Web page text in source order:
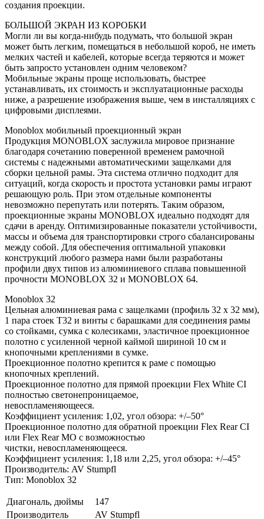
создания проекции.
БОЛЬШОЙ ЭКРАН ИЗ КОРОБКИ
Могли ли вы когда-нибудь подумать, что большой экран
может быть легким, помещаться в небольшой короб, не иметь
мелких частей и кабелей, которые всегда теряются и может
быть запросто установлен одним человеком?
Мобильные экраны проще использовать, быстрее
устанавливать, их стоимость и эксплуатационные расходы
ниже, а разрешение изображения выше, чем в инсталляциях с
цифровыми дисплеями.
Monoblox мобильный проекционный экран
Продукция MONOBLOX заслужила мировое признание
благодаря сочетанию поверенной временем рамочной
системы с надежными автоматическими защелками для
сборки цельной рамы. Эта система отлично подходит для
ситуаций, когда скорость и простота установки рамы играют
решающую роль. При этом отдельные компоненты
невозможно перепутать или потерять. Таким образом,
проекционные экраны MONOBLOX идеально подходят для
сдачи в аренду. Оптимизированные показатели устойчивости,
массы и объема для транспортировки строго сбалансированы
между собой. Для обеспечения оптимальной упаковки
конструкций любого размера нами были разработаны
профили двух типов из алюминиевого сплава повышенной
прочности MONOBLOX 32 и MONOBLOX 64.
Monoblox 32
Цельная алюминиевая рама с защелками (профиль 32 x 32 мм),
1 пара стоек T32 и винты с барашками для соединения рамы
со стойками, сумка с колесиками, эластичное проекционное
полотно с усиленной черной каймой шириной 10 см и
кнопочными креплениями в сумке.
Проекционное полотно крепится к раме с помощью
кнопочных креплений.
Проекционное полотно для прямой проекции Flex White CI
полностью светонепроницаемое,
невоспламеняющееся.
Коэффициент усиления: 1,02, угол обзора: +/–50°
Проекционное полотно для обратной проекции Flex Rear CI
или Flex Rear MO с возможностью
чистки, невоспламеняющееся.
Коэффициент усиления: 1,18 или 2,25, угол обзора: +/–45°
Производитель: AV Stumpfl
Тип: Monoblox 32
Диагональ, дюймы
147
Производитель
AV Stumpfl